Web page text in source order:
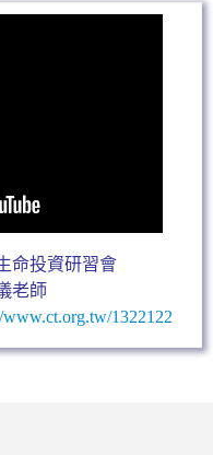
命投資研習會
老師
www.ct.org.tw/1322122